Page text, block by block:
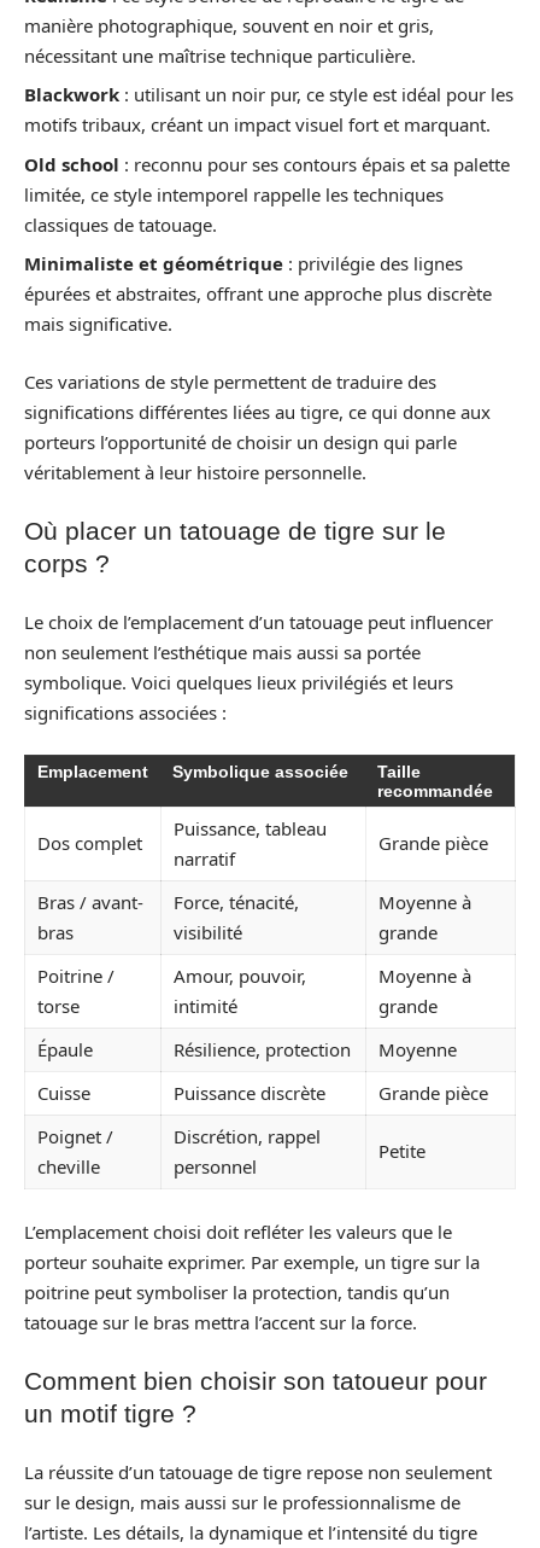
manière photographique, souvent en noir et gris,
nécessitant une maîtrise technique particulière.
Blackwork : utilisant un noir pur, ce style est idéal pour les
motifs tribaux, créant un impact visuel fort et marquant.
Old school : reconnu pour ses contours épais et sa palette
limitée, ce style intemporel rappelle les techniques
classiques de tatouage.
Minimaliste et géométrique : privilégie des lignes
épurées et abstraites, offrant une approche plus discrète
mais significative.
Ces variations de style permettent de traduire des
significations différentes liées au tigre, ce qui donne aux
porteurs l’opportunité de choisir un design qui parle
véritablement à leur histoire personnelle.
Où placer un tatouage de tigre sur le
corps ?
Le choix de l’emplacement d’un tatouage peut influencer
non seulement l’esthétique mais aussi sa portée
symbolique. Voici quelques lieux privilégiés et leurs
significations associées :
Emplacement Symbolique associée
Taille
recommandée
Dos complet
Puissance, tableau
narratif
Grande pièce
Bras / avant-
bras
Force, ténacité,
visibilité
Moyenne à
grande
Poitrine /
torse
Amour, pouvoir,
intimité
Moyenne à
grande
Épaule
Résilience, protection
Moyenne
Cuisse
Puissance discrète
Grande pièce
Poignet /
cheville
Discrétion, rappel
personnel
Petite
L’emplacement choisi doit refléter les valeurs que le
porteur souhaite exprimer. Par exemple, un tigre sur la
poitrine peut symboliser la protection, tandis qu’un
tatouage sur le bras mettra l’accent sur la force.
Comment bien choisir son tatoueur pour
un motif tigre ?
La réussite d’un tatouage de tigre repose non seulement
sur le design, mais aussi sur le professionnalisme de
l’artiste. Les détails, la dynamique et l’intensité du tigre